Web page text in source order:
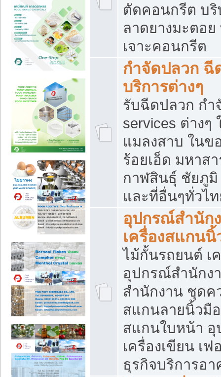
ตัดคอนกรีต บริ
ลาดยางมะตอ
เจาะคอนกรีต
กำจัดปลวก ฉี
บริการต่างๆ
รับฉีดปลวก กำ
services ต่าง
แมลงสาบ ใน
ร้อยเอ็ด มหาส
กาฬสินธุ์ ชัยภู
และที่อื่นๆทั่วไ
อุปกรณ์สำนัก
เครื่องสแกนนิ้
ไม้กั้นรถยนต์ เ
อุปกรณ์สำนักง
สำนักงาน ชุดค
สแกนลายนิ้วมื
สแกนใบหน้า
เครื่องเขียน เ
ธุรกิจบริการอ